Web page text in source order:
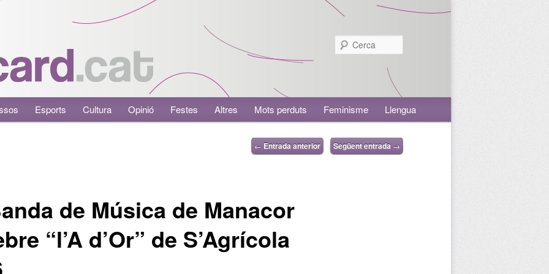
Esports Cultura Opinió Festes Altres Mots perduts Feminisme Llengua
← Entrada anterior Següent entrada →
de Música de Manacor
“l’A d’Or” de S’Agrícola